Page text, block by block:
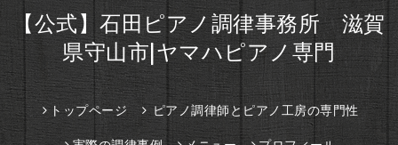
【公式】石田ピアノ調律事務所 滋賀
県守山市|ヤマハピアノ専門
トップページ ピアノ調律師とピアノ工房の専門性